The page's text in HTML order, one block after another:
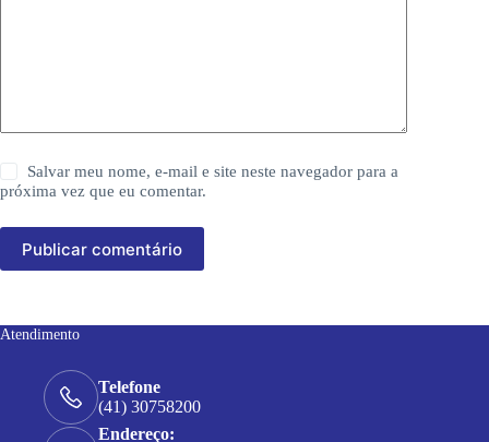
Salvar meu nome, e-mail e site neste navegador para a
próxima vez que eu comentar.
Publicar comentário
Atendimento
Telefone
(41) 30758200
Endereço: